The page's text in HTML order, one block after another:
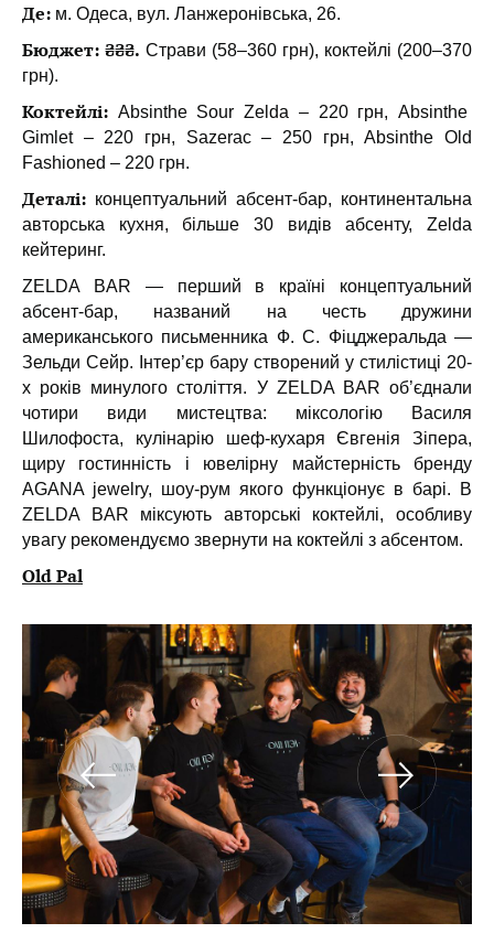
Де: м. Одеса, вул. Ланжеронівська, 26.
Бюджет: ₴₴₴. Страви (58–360 грн), коктейлі (200–370
грн).
Коктейлі: Absinthe Sour Zelda – 220 грн, Absinthe
Gimlet – 220 грн, Sazerac – 250 грн, Absinthe Old
Fashioned – 220 грн.
Деталі: концептуальний абсент-бар, континентальна
авторська кухня, більше 30 видів абсенту, Zelda
кейтеринг.
ZELDA BAR — перший в країні концептуальний
абсент-бар, названий на честь дружини
американського письменника Ф. С. Фіцджеральда —
Зельди Сейр. Інтер’єр бару створений у стилістиці 20-
х років минулого століття. У ZELDA BAR об’єднали
чотири види мистецтва: міксологію Василя
Шилофоста, кулінарію шеф-кухаря Євгенія Зіпера,
щиру гостинність і ювелірну майстерність бренду
AGANA jewelry, шоу-рум якого функціонує в барі. В
ZELDA BAR міксують авторські коктейлі, особливу
увагу рекомендуємо звернути на коктейлі з абсентом.
Old Pal